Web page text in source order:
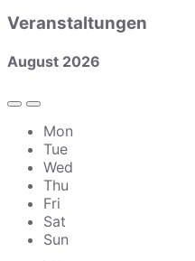
Veranstaltungen
August 2026
Previous
Month
Next
Month
Mon
Tue
Wed
Thu
Fri
Sat
Sun